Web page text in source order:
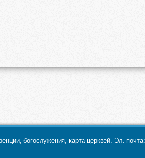
богослужения, карта церквей. Эл. почта: